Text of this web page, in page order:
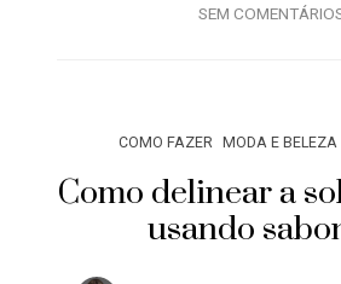
SEM
COMO FAZER MODA E BELEZA
Como delinear a
usando